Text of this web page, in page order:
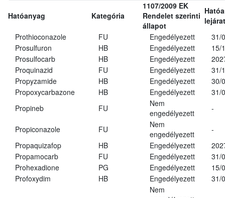
Hatóanyag Kategória
1107/2009 EK
Rendelet szerinti
állapot
Prothioconazole
FU Engedélyezett
31/
Prosulfuron
HB Engedélyezett
15/
Prosulfocarb
HB Engedélyezett
Proquinazid
FU Engedélyezett
31/
Propyzamide
HB Engedélyezett
30/
Propoxycarbazone
HB Engedélyezett
31/
Propineb
FU
Nem
engedélyezett
-
Propiconazole FU
Nem
engedélyezett
-
Propaquizafop
HB Engedélyezett
Propamocarb
FU Engedélyezett
31/
Prohexadione
PG Engedélyezett
15/
Profoxydim
HB Engedélyezett 31/
Nem